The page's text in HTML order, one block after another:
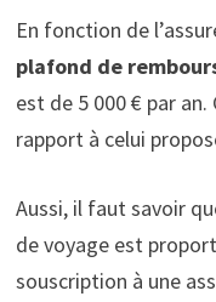
En fonction de
plafond de
est de 5 000 € par
rapport à celui
Aussi, il faut savoir
de voyage est
souscription à une